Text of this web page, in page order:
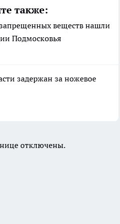
также:
веществ нашли
Подмосковья
задержан за ножевое
отключены.